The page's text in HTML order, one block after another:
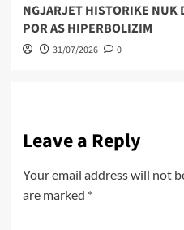
NGJARJET HISTORIKE NUK
POR AS HIPERBOLIZIM
31/07/2026 0
Leave a Reply
Your email address will not
are marked *